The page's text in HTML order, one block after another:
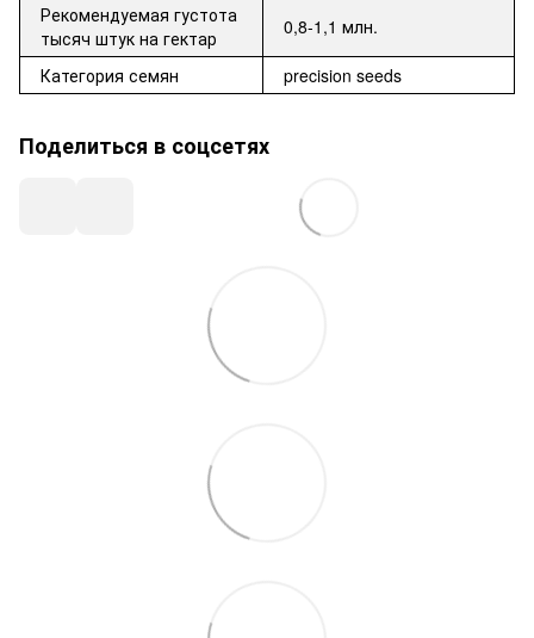
Рекомендуемая густота
тысяч штук на гектар
0,8-1,1 млн.
Категория семян precision seeds
Поделиться в соцсетях